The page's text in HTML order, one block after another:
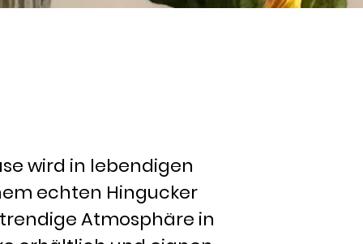
wird in lebendigen
echten Hingucker
Atmosphäre in